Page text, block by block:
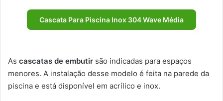
Cascata Para Piscina Inox 304 Wave Média
As cascatas de embutir são indicadas para espaços
menores. A instalação desse modelo é feita na parede da
piscina e está disponível em acrílico e inox.